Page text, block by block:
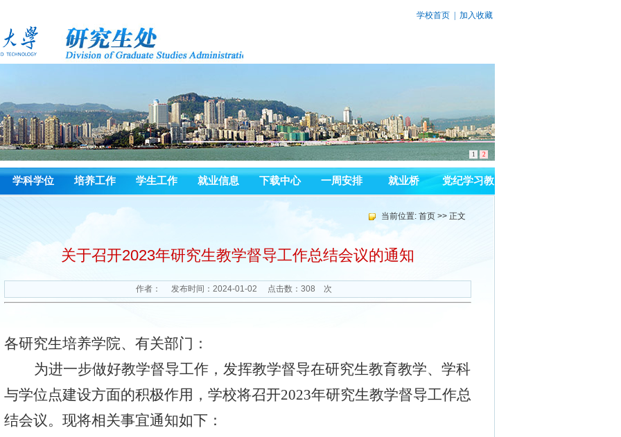
学校首页 加入收藏
1 2
学科学位 培养工作 学生工作 就业信息 下载中心 一周安排 就业桥 党纪学习教
当前位置: 首页 >> 正文
关于召开2023年研究生教学督导工作总结会议的通知
作者： 发布时间：2024-01-02 点击数： 308 次
各研究生培养学院、有关部门：
为进一步做好教学督导工作，发挥教学督导在研究生教育教学、 学科
与学位点建设方面的积极作用， 学校将召开2023年研究生教学督导工作总
结会议。 现将相关事宜通知如下：